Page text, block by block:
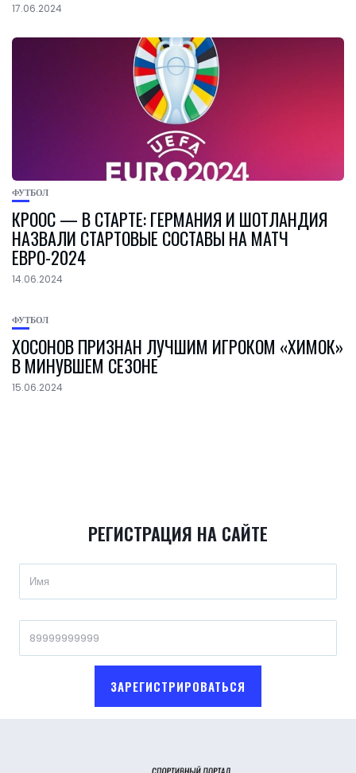
17.06.2024
ФУТБОЛ
КРООС — В СТАРТЕ: ГЕРМАНИЯ И ШОТЛАНДИЯ
НАЗВАЛИ СТАРТОВЫЕ СОСТАВЫ НА МАТЧ
ЕВРО-2024
14.06.2024
ФУТБОЛ
ХОСОНОВ ПРИЗНАН ЛУЧШИМ ИГРОКОМ «ХИМОК»
В МИНУВШЕМ СЕЗОНЕ
15.06.2024
РЕГИСТРАЦИЯ НА САЙТЕ
ЗАРЕГИСТРИРОВАТЬСЯ